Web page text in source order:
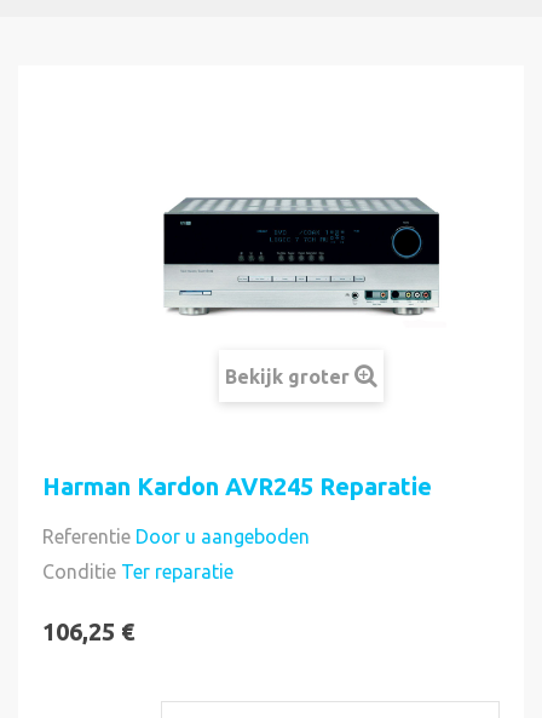
Bekijk groter
Harman Kardon AVR245 Reparatie
Referentie Door u aangeboden
Conditie Ter reparatie
106,25 €